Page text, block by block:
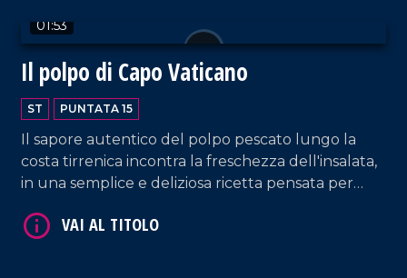
01:53
Il polpo di Capo Vaticano
ST PUNTATA 15
Il sapore autentico del polpo pescato lungo la
costa tirrenica incontra la freschezza dell'insalata,
in una semplice e deliziosa ricetta pensata per
VAI AL TITOLO